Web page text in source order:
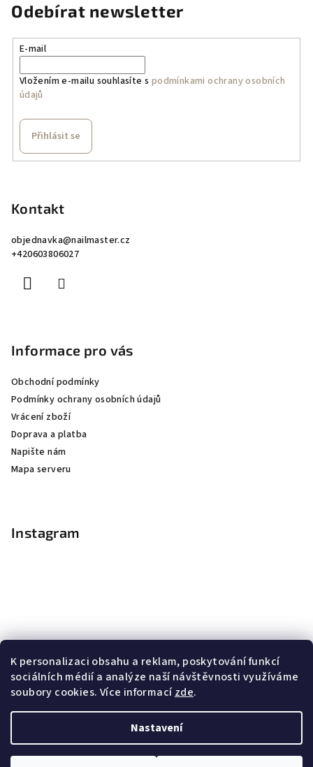
K personalizaci obsahu a reklam, poskytování funkcí
sociálních médií a analýze naší návštěvnosti využíváme
soubory cookies. Více informacízde.
Nastavení
Odebírat newsletter
E-mail
Vložením e-mailu souhlasíte s podmínkami ochrany osobních
údajů
Přihlásit se
Kontakt
objednavka@nailmaster.cz
+420603806027
Informace pro vás
Obchodní podmínky
Podmínky ochrany osobních údajů
Vrácení zboží
Doprava a platba
Napište nám
Mapa serveru
Instagram
Sledovat na Instagramu
Upravit nastavení cookies